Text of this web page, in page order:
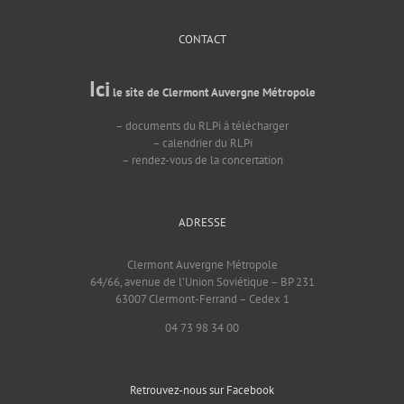
CONTACT
Ici le site de Clermont Auvergne Métropole
– documents du RLPi à télécharger
– calendrier du RLPi
– rendez-vous de la concertation
ADRESSE
Clermont Auvergne Métropole
64/66, avenue de l’Union Soviétique – BP 231
63007 Clermont-Ferrand – Cedex 1
04 73 98 34 00
Retrouvez-nous sur Facebook